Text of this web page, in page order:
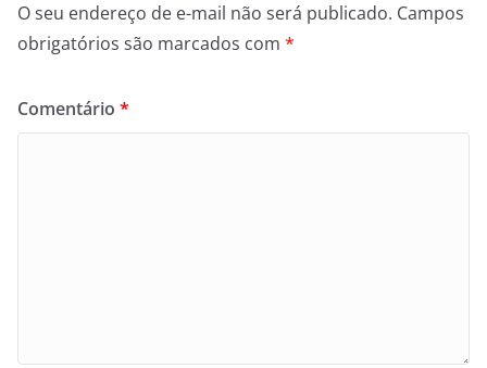
O seu endereço de e-mail não será publicado. Campos
obrigatórios são marcados com *
Comentário *